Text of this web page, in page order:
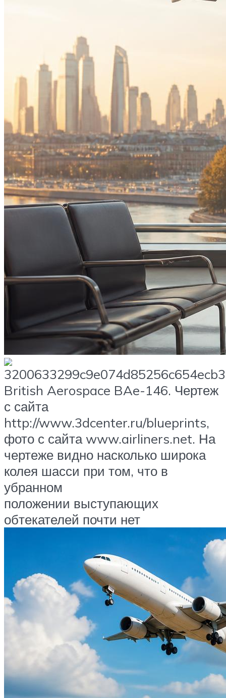
British Aerospace BAe-146. Чертеж
с сайта
http://www.3dcenter.ru/blueprints,
фото с сайта www.airliners.net. На
чертеже видно насколько широка
колея шасси при том, что в
убранном
положении выступающих
обтекателей почти нет